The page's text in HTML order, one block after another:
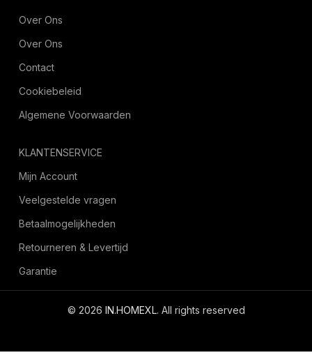
Over Ons
Over Ons
Contact
Cookiebeleid
Algemene Voorwaarden
KLANTENSERVICE
Mijn Account
Veelgestelde vragen
Betaalmogelijkheden
Retourneren & Levertijd
Garantie
© 2026 IN.HOMEXL. All rights reserved